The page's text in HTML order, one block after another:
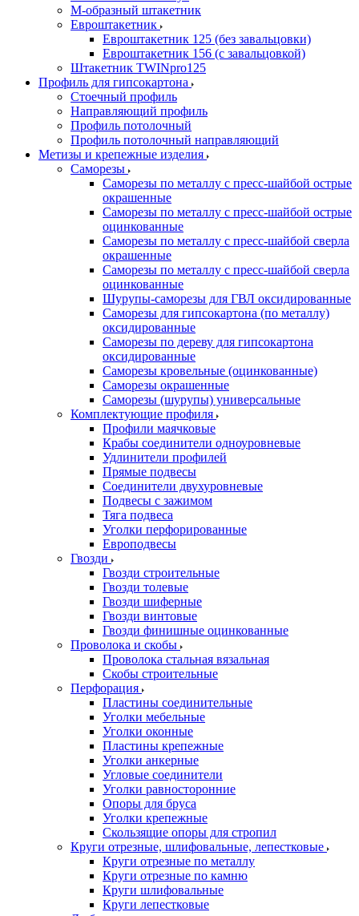
М-образный штакетник
Евроштакетник
Евроштакетник 125 (без завальцовки)
Евроштакетник 156 (с завальцовкой)
Штакетник TWINpro125
Профиль для гипсокартона
Стоечный профиль
Направляющий профиль
Профиль потолочный
Профиль потолочный направляющий
Метизы и крепежные изделия
Саморезы
Саморезы по металлу с пресс-шайбой острые
окрашенные
Саморезы по металлу с пресс-шайбой острые
оцинкованные
Саморезы по металлу с пресс-шайбой сверла
окрашенные
Саморезы по металлу с пресс-шайбой сверла
оцинкованные
Шурупы-саморезы для ГВЛ оксидированные
Саморезы для гипсокартона (по металлу)
оксидированные
Саморезы по дереву для гипсокартона
оксидированные
Саморезы кровельные (оцинкованные)
Саморезы окрашенные
Саморезы (шурупы) универсальные
Комплектующие профиля
Профили маячковые
Крабы соединители одноуровневые
Удлинители профилей
Прямые подвесы
Соединители двухуровневые
Подвесы с зажимом
Тяга подвеса
Уголки перфорированные
Европодвесы
Гвозди
Гвозди строительные
Гвозди толевые
Гвозди шиферные
Гвозди винтовые
Гвозди финишные оцинкованные
Проволока и скобы
Проволока стальная вязальная
Скобы строительные
Перфорация
Пластины соединительные
Уголки мебельные
Уголки оконные
Пластины крепежные
Уголки анкерные
Угловые соединители
Уголки равносторонние
Опоры для бруса
Уголки крепежные
Скользящие опоры для стропил
Круги отрезные, шлифовальные, лепестковые
Круги отрезные по металлу
Круги отрезные по камню
Круги шлифовальные
Круги лепестковые